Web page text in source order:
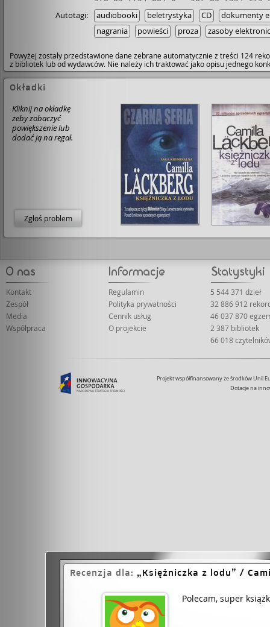
Autotagi: audiobooki beletrystyka CD
dokumenty
nagrania
powieści proza zasoby
Powyżej zostały przedstawione dane zebrane automatycznie z treści 124
z bibliotek lub od wydawców. Nie należy ich traktować jako opisu jednego
Okładki
Kliknij na okładkę
żeby zobaczyć
powiększenie lub
dodać ją na regał.
Zgłoś problem
Kontakt
Zespół
Media
Współpraca
Regulamin
Polityka prywatności
Cennik usług
O projekcie
5 544 371 dzieł
32 886 912
46 037 870
2 387 bibliotek
66 018
Projekt współfinansowany ze środków Unii
Dotacje na
Recenzja dla: Księżniczka z lodu /
Polecam, super